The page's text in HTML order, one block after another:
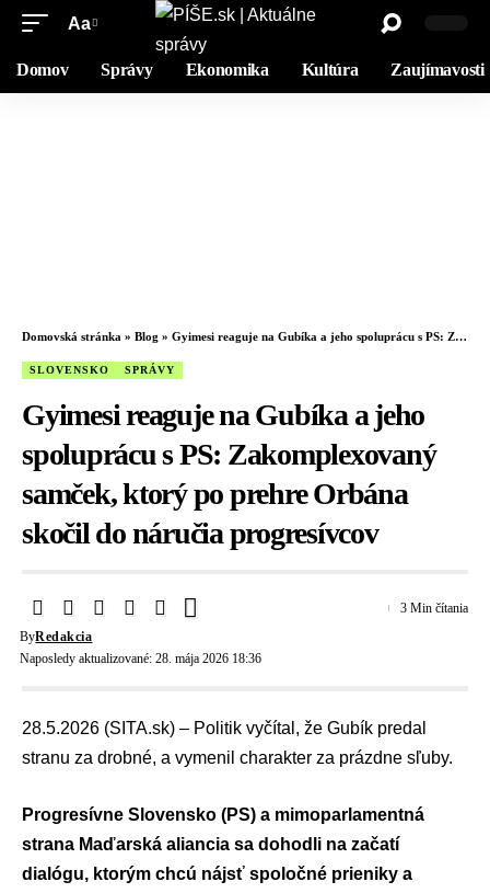
Aa
Domov Správy Ekonomika Kultúra Zaujímavosti
Domovská stránka » Blog » Gyimesi reaguje na Gubíka a jeho spoluprácu s PS: Zakomplexovaný samček, ktorý po prehre Orbána skočil do náručia progresívcov
SLOVENSKO SPRÁVY
Gyimesi reaguje na Gubíka a jeho
spoluprácu s PS: Zakomplexovaný
samček, ktorý po prehre Orbána
skočil do náručia progresívcov
Naposledy aktualizované: 28. mája 2026 18:36
ByRedakcia
3 Min čítania
28.5.2026 (SITA.sk) – Politik vyčítal, že Gubík predal
stranu za drobné, a vymenil charakter za prázdne sľuby.
Progresívne Slovensko (PS) a mimoparlamentná
strana Maďarská aliancia sa dohodli na začatí
dialógu, ktorým chcú nájsť spoločné prieniky a